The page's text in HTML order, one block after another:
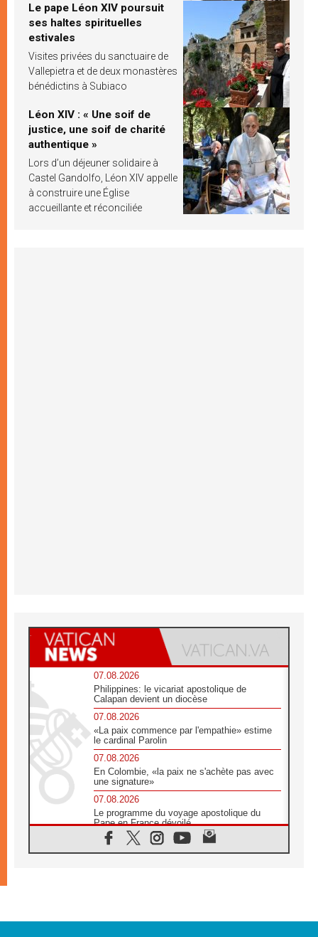
Le pape Léon XIV poursuit
ses haltes spirituelles
estivales
Visites privées du sanctuaire de
Vallepietra et de deux monastères
bénédictins à Subiaco
Léon XIV : « Une soif de
justice, une soif de charité
authentique »
Lors d’un déjeuner solidaire à
Castel Gandolfo, Léon XIV appelle
à construire une Église
accueillante et réconciliée
07.08.2026
Philippines: le vicariat apostolique de
Calapan devient un diocèse
07.08.2026
«La paix commence par l'empathie» estime
le cardinal Parolin
07.08.2026
En Colombie, «la paix ne s'achète pas avec
une signature»
07.08.2026
Le programme du voyage apostolique du
Pape en France dévoilé
07.08.2026
1ère Conférence continentale sur l'éducation
07.08.2026